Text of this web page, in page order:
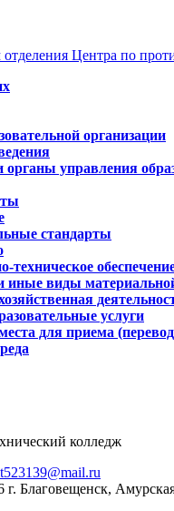
отделения Центра по
организации
органы управления
стандарты
техническое
иные виды
услуги
для приема
колледж
г. Благовещенск,